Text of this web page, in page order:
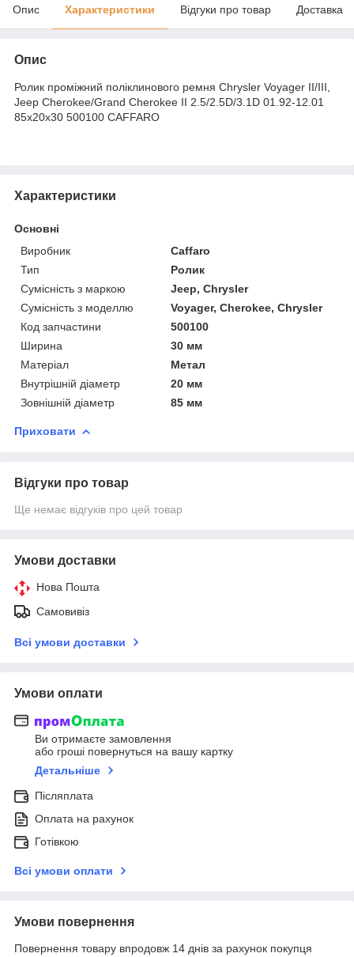
Опис Характеристики Відгуки про товар Доставка
Опис
Ролик проміжний поліклинового ремня Chrysler Voyager II/III,
Jeep Cherokee/Grand Cherokee II 2.5/2.5D/3.1D 01.92-12.01
85x20x30 500100 CAFFARO
Характеристики
Основні
Виробник
Caffaro
Тип
Ролик
Сумісність з маркою
Jeep, Chrysler
Сумісність з моделлю
Voyager, Cherokee, Chrysler
Код запчастини
500100
Ширина
30 мм
Матеріал
Метал
Внутрішній діаметр
20 мм
Зовнішній діаметр
85 мм
Приховати
Відгуки про товар
Ще немає відгуків про цей товар
Умови доставки
Нова Пошта
Самовивіз
Всі умови доставки
Умови оплати
Ви отримаєте замовлення
або гроші повернуться на вашу картку
Детальніше
Післяплата
Оплата на рахунок
Готівкою
Всі умови оплати
Умови повернення
Повернення товару впродовж 14 днів за рахунок покупця